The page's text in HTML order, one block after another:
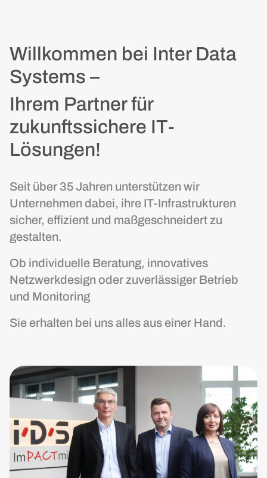
Willkommen bei Inter Data
Systems –
Ihrem Partner für
zukunftssichere IT-
Lösungen!
Seit über 35 Jahren unterstützen wir
Unternehmen dabei, ihre IT-Infrastrukturen
sicher, effizient und maßgeschneidert zu
gestalten.
Ob individuelle Beratung, innovatives
Netzwerkdesign oder zuverlässiger Betrieb
und Monitoring
Sie erhalten bei uns alles aus einer Hand.